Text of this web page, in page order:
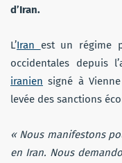
d’Iran.
L’Iran est un régime
occidentales depuis
iranien signé à
levée des sanctions
« Nous manifestons
en Iran. Nous